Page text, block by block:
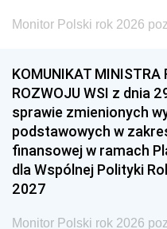
Monitor Polski rok 2026
KOMUNIKAT MINISTRA
ROZWOJU WSI z dnia
sprawie zmienionych
podstawowych w
finansowej w ramach
dla Wspólnej Polityki
2027
Monitor Polski rok 2026